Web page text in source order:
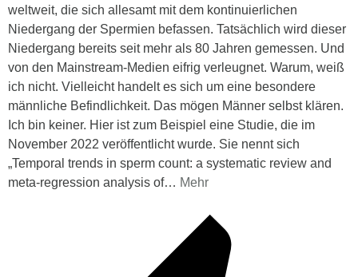
weltweit, die sich allesamt mit dem kontinuierlichen
Niedergang der Spermien befassen. Tatsächlich wird dieser
Niedergang bereits seit mehr als 80 Jahren gemessen. Und
von den Mainstream-Medien eifrig verleugnet. Warum, weiß
ich nicht. Vielleicht handelt es sich um eine besondere
männliche Befindlichkeit. Das mögen Männer selbst klären.
Ich bin keiner. Hier ist zum Beispiel eine Studie, die im
November 2022 veröffentlicht wurde. Sie nennt sich
„Temporal trends in sperm count: a systematic review and
meta-regression analysis of… Mehr